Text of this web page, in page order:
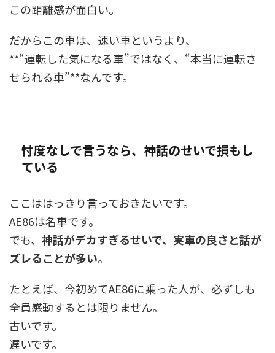
この距離感が面白い。
だからこの車は、速い車というより、
**“運転した気になる車”ではなく、“本当に運転さ
せられる車”**なんです。
忖度なしで言うなら、神話のせいで損もし
ている
ここははっきり言っておきたいです。
AE86は名車です。
でも、 神話がデカすぎるせいで、実車の良さと話が
ズレることが多い。
たとえば、今初めてAE86に乗った人が、必ずしも
全員感動するとは限りません。
古いです。
遅いです。